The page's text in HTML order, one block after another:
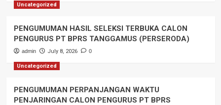
Uncategorized
PENGUMUMAN HASIL SELEKSI TERBUKA CALON
PENGURUS PT BPRS TANGGAMUS (PERSERODA)
admin July 8, 2026 0
Uncategorized
PENGUMUMAN PERPANJANGAN WAKTU
PENJARINGAN CALON PENGURUS PT BPRS